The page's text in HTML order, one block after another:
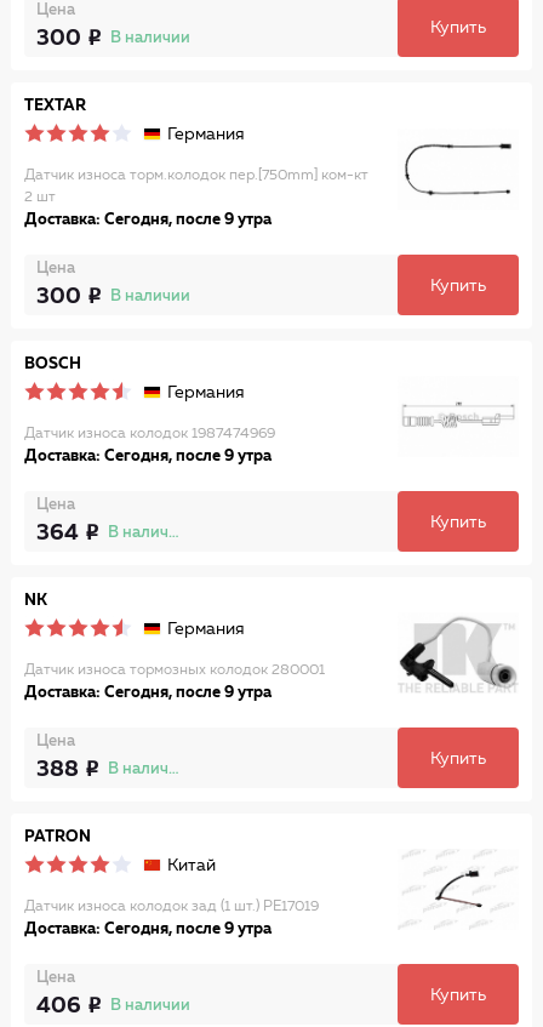
Цена
300 В наличии
Купить
TEXTAR
Германия
Датчик износа торм.колодок пер.[750mm] ком-кт
2 шт
Доставка: Сегодня, после 9 утра
Цена
300 В наличии
Купить
BOSCH
Германия
Датчик износа колодок 1987474969
Доставка: Сегодня, после 9 утра
Цена
364 В наличии
Купить
NK
Германия
Датчик износа тормозных колодок 280001
Доставка: Сегодня, после 9 утра
Цена
388 В наличии
Купить
PATRON
Китай
Датчик износа колодок зад (1 шт.) PE17019
Доставка: Сегодня, после 9 утра
Цена
406 В наличии
Купить